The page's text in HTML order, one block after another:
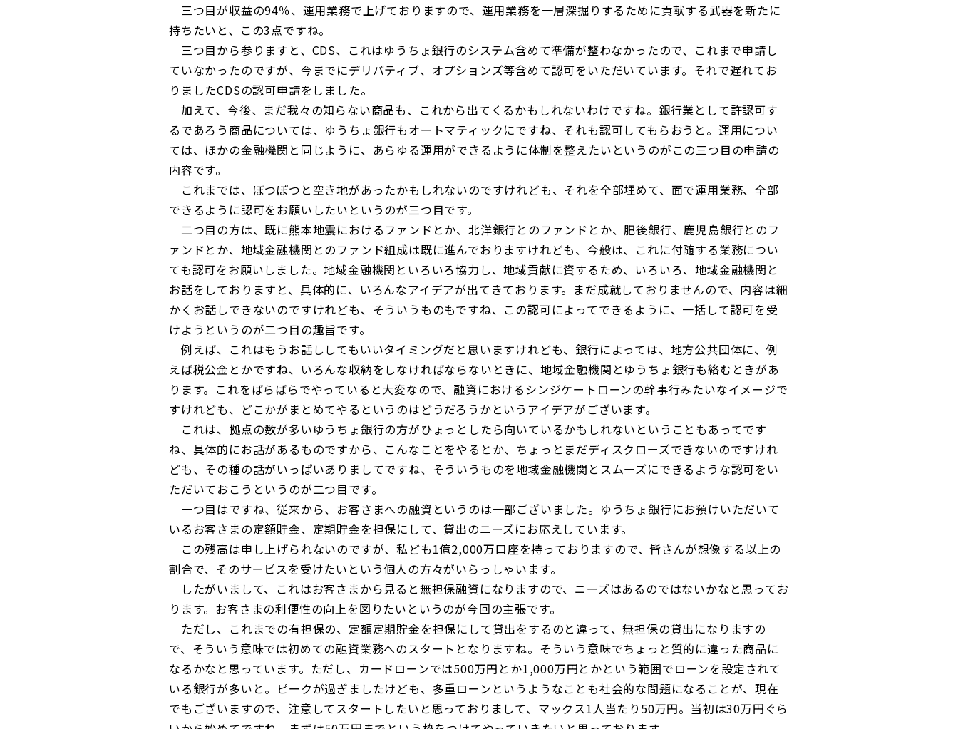
三つ目が収益の94％、運用業務で上げておりますので、運用業務を一層深掘りするために貢献する武器を新たに
持ちたいと、この3点ですね。
三つ目から参りますと、CDS、これはゆうちょ銀行のシステム含めて準備が整わなかったので、これまで申請し
ていなかったのですが、今までにデリバティブ、オプションズ等含めて認可をいただいています。それで遅れてお
りましたCDSの認可申請をしました。
加えて、今後、まだ我々の知らない商品も、これから出てくるかもしれないわけですね。銀行業として許認可す
るであろう商品については、ゆうちょ銀行もオートマティックにですね、それも認可してもらおうと。運用につい
ては、ほかの金融機関と同じように、あらゆる運用ができるように体制を整えたいというのがこの三つ目の申請の
内容です。
これまでは、ぽつぽつと空き地があったかもしれないのですけれども、それを全部埋めて、面で運用業務、全部
できるように認可をお願いしたいというのが三つ目です。
二つ目の方は、既に熊本地震におけるファンドとか、北洋銀行とのファンドとか、肥後銀行、鹿児島銀行とのフ
ァンドとか、地域金融機関とのファンド組成は既に進んでおりますけれども、今般は、これに付随する業務につい
ても認可をお願いしました。地域金融機関といろいろ協力し、地域貢献に資するため、いろいろ、地域金融機関と
お話をしておりますと、具体的に、いろんなアイデアが出てきております。まだ成就しておりませんので、内容は細
かくお話しできないのですけれども、そういうものもですね、この認可によってできるように、一括して認可を受
けようというのが二つ目の趣旨です。
例えば、これはもうお話ししてもいいタイミングだと思いますけれども、銀行によっては、地方公共団体に、例
えば税公金とかですね、いろんな収納をしなければならないときに、地域金融機関とゆうちょ銀行も絡むときがあ
ります。これをばらばらでやっていると大変なので、融資におけるシンジケートローンの幹事行みたいなイメージで
すけれども、どこかがまとめてやるというのはどうだろうかというアイデアがございます。
これは、拠点の数が多いゆうちょ銀行の方がひょっとしたら向いているかもしれないということもあってです
ね、具体的にお話があるものですから、こんなことをやるとか、ちょっとまだディスクローズできないのですけれ
ども、その種の話がいっぱいありましてですね、そういうものを地域金融機関とスムーズにできるような認可をい
ただいておこうというのが二つ目です。
一つ目はですね、従来から、お客さまへの融資というのは一部ございました。ゆうちょ銀行にお預けいただいて
いるお客さまの定額貯金、定期貯金を担保にして、貸出のニーズにお応えしています。
この残高は申し上げられないのですが、私ども1億2,000万口座を持っておりますので、皆さんが想像する以上の
割合で、そのサービスを受けたいという個人の方々がいらっしゃいます。
したがいまして、これはお客さまから見ると無担保融資になりますので、ニーズはあるのではないかなと思ってお
ります。お客さまの利便性の向上を図りたいというのが今回の主張です。
ただし、これまでの有担保の、定額定期貯金を担保にして貸出をするのと違って、無担保の貸出になりますの
で、そういう意味では初めての融資業務へのスタートとなりますね。そういう意味でちょっと質的に違った商品に
なるかなと思っています。ただし、カードローンでは500万円とか1,000万円とかという範囲でローンを設定されて
いる銀行が多いと。ピークが過ぎましたけども、多重ローンというようなことも社会的な問題になることが、現在
でもございますので、注意してスタートしたいと思っておりまして、マックス1人当たり50万円。当初は30万円ぐら